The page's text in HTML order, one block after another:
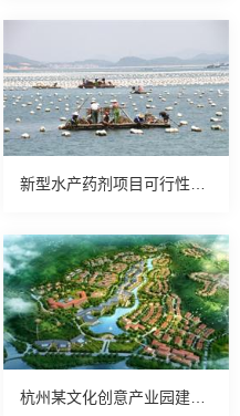
杭州某文化创意产业园建设可行性案例